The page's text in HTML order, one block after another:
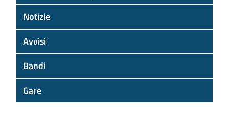
Notizie
Avvisi
Bandi
Gare